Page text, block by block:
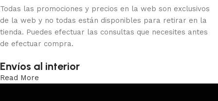
Todas las promociones y precios en la web son exclusivos
de la web y no todas están disponibles para retirar en la
tienda. Puedes efectuar las consultas que necesites antes
de efectuar compra.
Envíos al interior
Read More